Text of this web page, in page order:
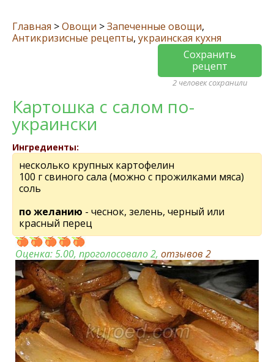
Главная >Овощи >Запеченные овощи,
Антикризисные рецепты, украинская кухня
Сохранить
рецепт
2 человек сохранили
Картошка с салом по-
украински
Ингредиенты:
несколько крупных картофелин
100 г свиного сала (можно с прожилками мяса)
соль
по желанию - чеснок, зелень, черный или
красный перец
Оценка:5.00, проголосовало 2, отзывов 2